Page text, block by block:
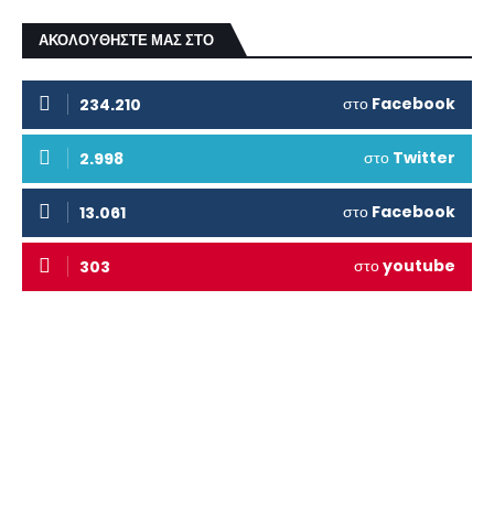
ΑΚΟΛΟΥΘΗΣΤΕ ΜΑΣ ΣΤΟ
234.210 στο Facebook
2.998 στο Twitter
13.061 στο Facebook
303 στοyoutube